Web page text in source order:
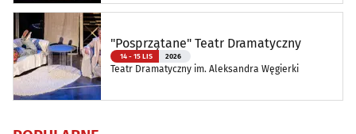
"Posprzątane" Teatr Dramatyczny
14 - 15 LIS 2026
Teatr Dramatyczny im. Aleksandra Węgierki